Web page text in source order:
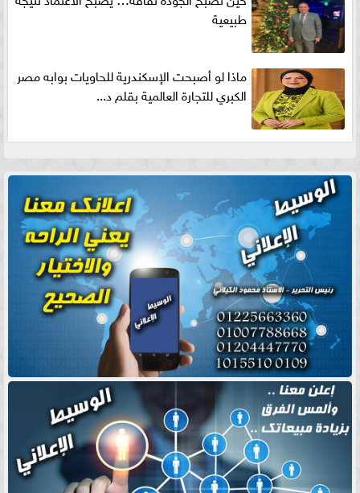
طبيعية
ماذا لو أصبحت الإسكندرية للحاويات بوابه مصر
الكبري للتجارة العالمية بقلم د...